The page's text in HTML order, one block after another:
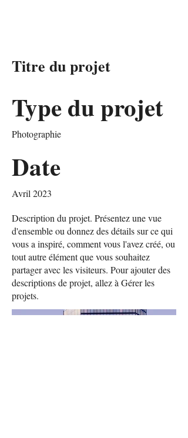
Titre du projet
Type du projet
Photographie
Date
Avril 2023
Description du projet. Présentez une vue
d'ensemble ou donnez des détails sur ce qui
vous a inspiré, comment vous l'avez créé, ou
tout autre élément que vous souhaitez
partager avec les visiteurs. Pour ajouter des
descriptions de projet, allez à Gérer les
projets.